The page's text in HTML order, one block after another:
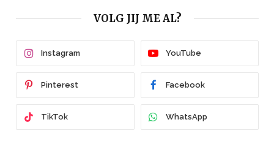
VOLG JIJ ME AL?
Instagram YouTube
Pinterest Facebook
TikTok WhatsApp